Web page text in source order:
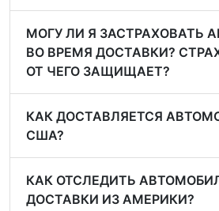
МОГУ ЛИ Я ЗАСТРАХОВАТЬ
ВО ВРЕМЯ ДОСТАВКИ?
ОТ ЧЕГО ЗАЩИЩАЕТ?
КАК ДОСТАВЛЯЕТСЯ
США?
КАК ОТСЛЕДИТЬ
ДОСТАВКИ ИЗ АМЕРИКИ?